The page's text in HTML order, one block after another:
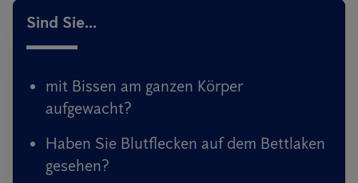
Sind Sie...
mit Bissen am ganzen Körper
aufgewacht?
Haben Sie Blutflecken auf dem Bettlaken
gesehen?